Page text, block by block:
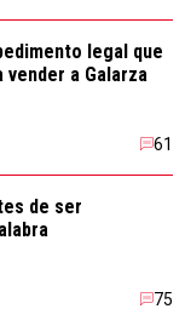
legal que
a Galarza
61
de ser
75